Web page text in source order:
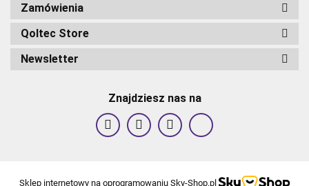
Zamówienia
Qoltec Store
Newsletter
Znajdziesz nas na
Sklep internetowy na oprogramowaniu Sky-Shop.pl